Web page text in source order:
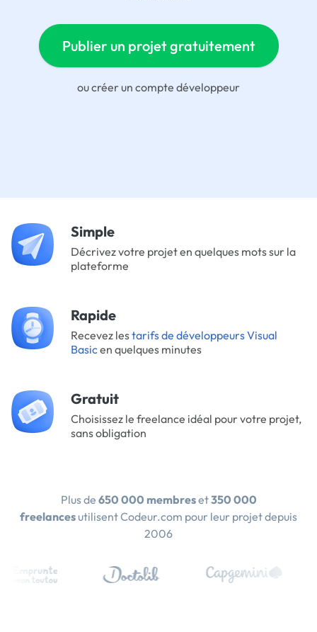
Publier un projet gratuitement
oucréer un compte développeur
Simple
Décrivez votre projet en quelques mots sur la
plateforme
Rapide
Recevez lestarifs de développeurs Visual
Basicen quelques minutes
Gratuit
Choisissez le freelance idéal pour votre projet,
sans obligation
Plus de 650 000 membreset350 000
freelances utilisent Codeur.com pour leur projet depuis
2006